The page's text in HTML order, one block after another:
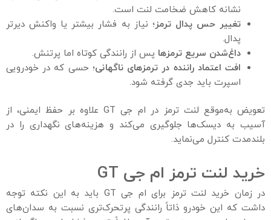
نشانه کاهش ضخامت لنت است.
تغییر حس پدال ترمز؛ نیاز به فشار بیشتر یا واکنش دیرتر
پدال.
داغ‌شدن سریع ترمزها پس از رانندگی کوتاه اما پرتنش.
افت اعتماد راننده در ترمزهای ناگهانی؛ حسی که در خودرویی
اسپرت باید جدی گرفته شود.
تعویض به‌موقع لنت ترمز در ام جی GT علاوه بر حفظ ایمنی، از
آسیب به دیسک‌ها جلوگیری می‌کند و هزینه‌های نگهداری را در
بلندمدت کنترل می‌نماید.
خرید لنت ترمز ام جی GT
در زمان خرید لنت ترمز برای ام جی GT باید به این نکته توجه
داشت که این خودرو ذاتاً رانندگی پرتحرک‌تری نسبت به سدان‌های